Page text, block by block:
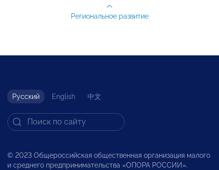
Региональное развитие
Русский English 中文
© 2023 Общероссийская общественная организация малого
и среднего предпринимательства «ОПОРА РОССИИ».